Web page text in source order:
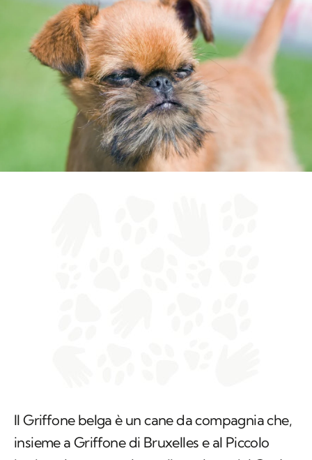
Il Griffone belga è un cane da compagnia che,
insieme a Griffone di Bruxelles e al Piccolo